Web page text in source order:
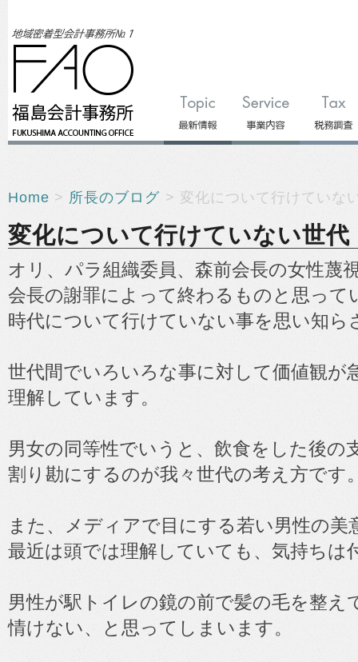
Home > 所長のブログ > 変化について行けていな
変化について行けていない世代
オリ、パラ組織委員、森前会長の女性蔑
会長の謝罪によって終わるものと思って
時代について行けていない事を思い知ら
世代間でいろいろな事に対して価値観が
理解しています。
男女の同等性でいうと、飲食をした後の
割り勘にするのが我々世代の考え方です
また、メディアで目にする若い男性の美
最近は頭では理解していても、気持ちは
男性が駅トイレの鏡の前で髪の毛を整え
情けない、と思ってしまいます。